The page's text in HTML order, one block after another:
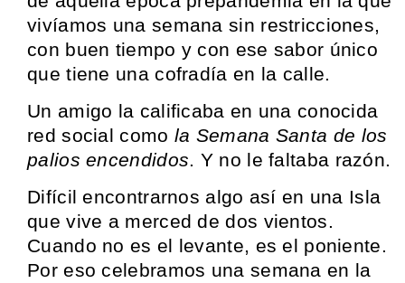
vivíamos una semana sin restricciones,
con buen tiempo y con ese sabor único
que tiene una cofradía en la calle.
Un amigo la calificaba en una conocida
red social como la Semana Santa de los
palios encendidos. Y no le faltaba razón.
Difícil encontrarnos algo así en una Isla
que vive a merced de dos vientos.
Cuando no es el levante, es el poniente.
Por eso celebramos una semana en la